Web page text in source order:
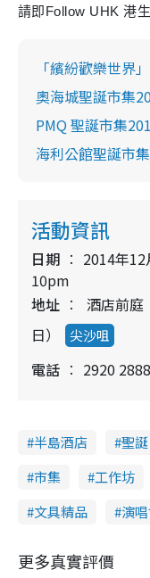
請即Follow UHK 港
「繽紛歡樂世界
奧海城聖誕市集
PMQ 聖誕市集
海利公館聖誕市
活動資訊
日期
2014年
10pm
地址
酒店前庭
日）
尖沙咀
電話 2920
半島酒店 聖誕
市集
工作坊
文具精品
演
更多真實評價